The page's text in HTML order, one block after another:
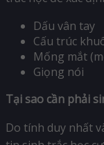
Dấu vân tay
Cấu trúc
Mống mắt
Giọng nói
Tại sao cần phải
Do tính duy nhất